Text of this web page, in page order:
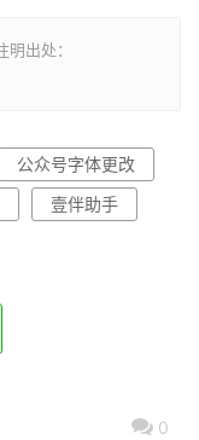
出处：
公众号字体更改
壹伴助手
0